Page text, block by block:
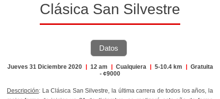
Clásica San Silvestre
Datos
Jueves 31 Diciembre 2020 | 12 am | Cualquiera | 5-10.4 km | Gratuita
- ¢9000
Descripción: La Clásica San Silvestre, la última carrera de todos los años, la